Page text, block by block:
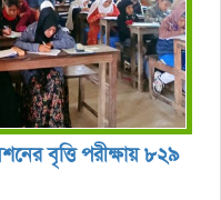
বৃত্তি পরীক্ষায় ৮২৯